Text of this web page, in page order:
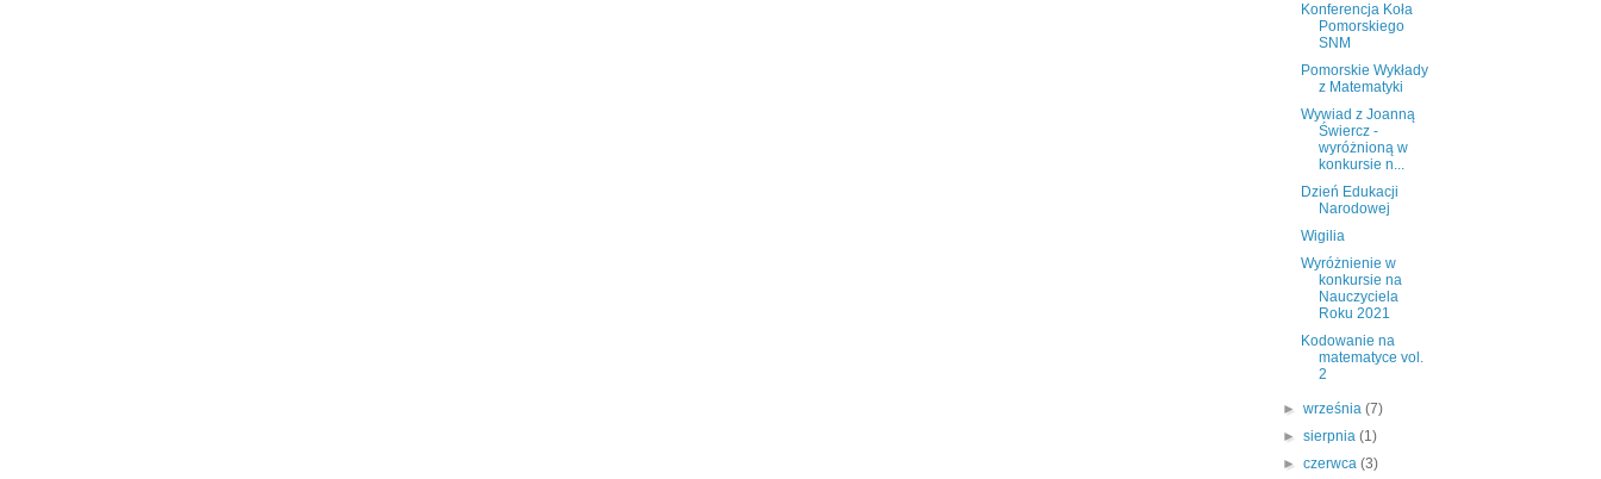
Konferencja Koła
Pomorskiego
SNM
Pomorskie Wykłady
z Matematyki
Wywiad z Joanną
Świercz -
wyróżnioną w
konkursie n...
Dzień Edukacji
Narodowej
Wigilia
Wyróżnienie w
konkursie na
Nauczyciela
Roku 2021
Kodowanie na
matematyce vol.
2
►września(7)
►sierpnia(1)
►czerwca(3)